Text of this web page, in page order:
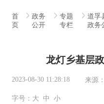
首
页
政务
公开
专题
专栏
道孚
政务
龙灯乡基层
2023-08-30 11:28:18 来源：
字号： 大 中 小